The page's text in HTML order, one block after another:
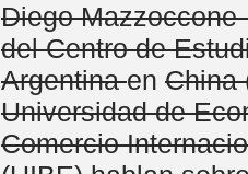
Diego Mazzoccone
del Centro de
Argentinaen China
Universidad de
Comercio